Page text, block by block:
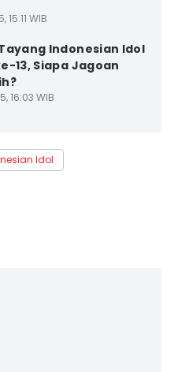
15:11 WIB
Indonesian Idol
13, Siapa Jagoan
16:03 WIB
Idol